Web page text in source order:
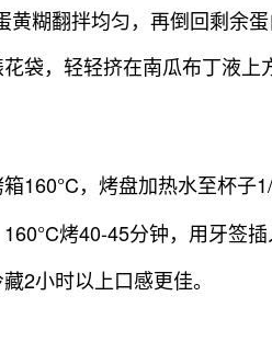
黄糊翻拌均匀，再倒回剩余蛋
袋，轻轻挤在南瓜布丁液上
160°C，烤盘加热水至杯子1/
烤40-45分钟，用牙签插
2小时以上口感更佳。